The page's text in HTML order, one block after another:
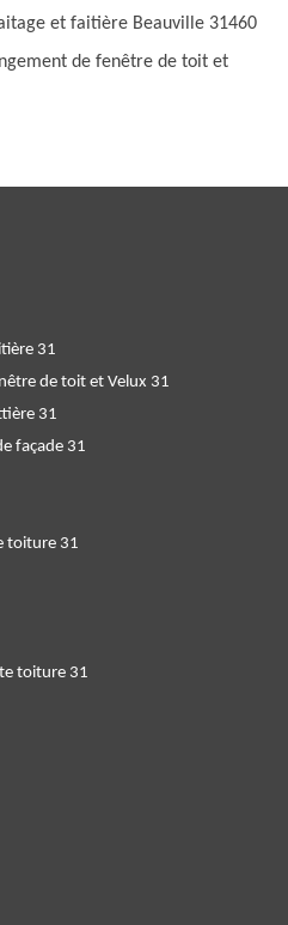
et faitière Beauville 31460
de fenêtre de toit et
31
de toit et Velux 31
31
façade 31
toiture 31
toiture 31